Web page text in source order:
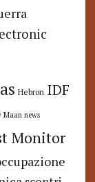
Hebron IDF
Maan news
Monitor